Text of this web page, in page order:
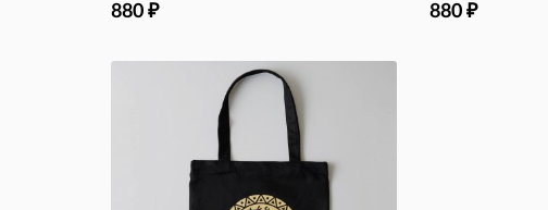
880 ₽ 880 ₽